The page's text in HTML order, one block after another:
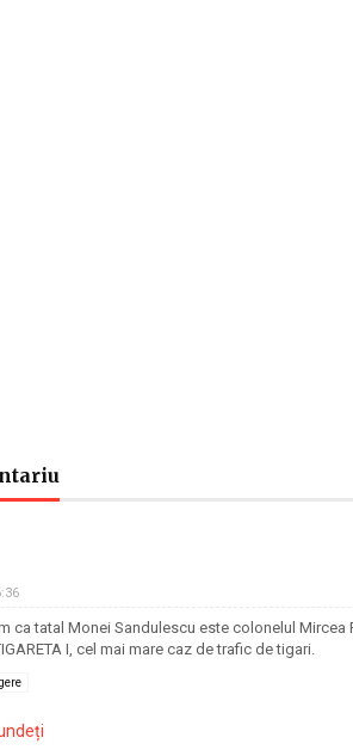
ca tatal Monei Sandulescu este colonelul Mircea
I, cel mai mare caz de trafic de tigari.